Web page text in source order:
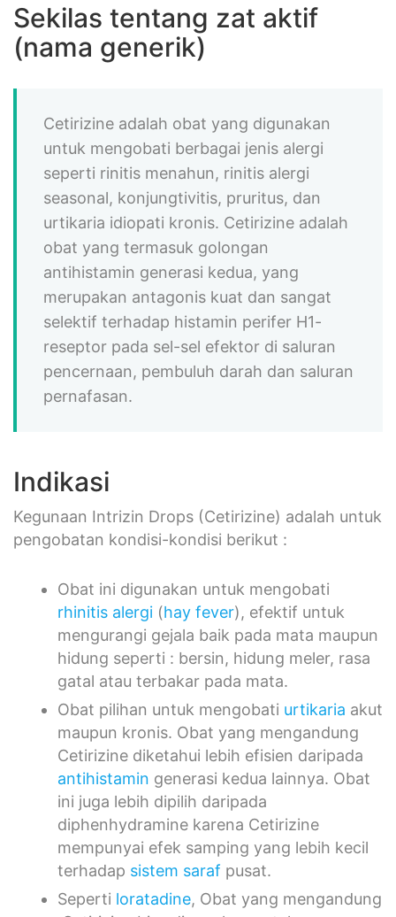
Sekilas tentang zat aktif
(nama generik)
Cetirizine adalah obat yang digunakan
untuk mengobati berbagai jenis alergi
seperti rinitis menahun, rinitis alergi
seasonal, konjungtivitis, pruritus, dan
urtikaria idiopati kronis. Cetirizine adalah
obat yang termasuk golongan
antihistamin generasi kedua, yang
merupakan antagonis kuat dan sangat
selektif terhadap histamin perifer H1-
reseptor pada sel-sel efektor di saluran
pencernaan, pembuluh darah dan saluran
pernafasan.
Indikasi
Kegunaan Intrizin Drops (Cetirizine) adalah untuk
pengobatan kondisi-kondisi berikut :
Obat ini digunakan untuk mengobati
rhinitis alergi (hay fever), efektif untuk
mengurangi gejala baik pada mata maupun
hidung seperti : bersin, hidung meler, rasa
gatal atau terbakar pada mata.
Obat pilihan untuk mengobati urtikaria akut
maupun kronis. Obat yang mengandung
Cetirizine diketahui lebih efisien daripada
antihistamin generasi kedua lainnya. Obat
ini juga lebih dipilih daripada
diphenhydramine karena Cetirizine
mempunyai efek samping yang lebih kecil
terhadap sistem saraf pusat.
Seperti loratadine, Obat yang mengandung